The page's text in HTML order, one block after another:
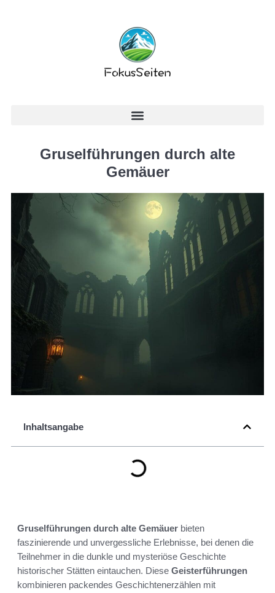
Gruselführungen durch alte
Gemäuer
Inhaltsangabe
Gruselführungen durch alte Gemäuer bieten
faszinierende und unvergessliche Erlebnisse, bei denen die
Teilnehmer in die dunkle und mysteriöse Geschichte
historischer Stätten eintauchen. Diese Geisterführungen
kombinieren packendes Geschichtenerzählen mit